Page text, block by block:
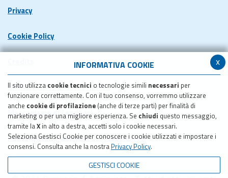
x
INFORMATIVA COOKIE
Il sito utilizza cookie tecnici o tecnologie simili necessari per
funzionare correttamente. Con il tuo consenso, vorremmo utilizzare
anche cookie di profilazione (anche di terze parti) per finalità di
marketing o per una migliore esperienza. Se chiudi questo messaggio,
tramite laX in alto a destra, accetti solo i cookie necessari.
Seleziona Gestisci Cookie per conoscere i cookie utilizzati e impostare i
consensi. Consulta anche la nostra Privacy Policy.
GESTISCI COOKIE
Privacy
Cookie Policy
Dichiarazione di accessibilita'
Meccanismo di feedback
Pubblicazione obiettivi di accessibilita'